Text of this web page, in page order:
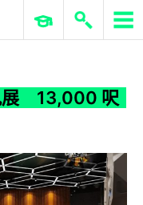
ERP 與商業 AI
展 13,000 呎